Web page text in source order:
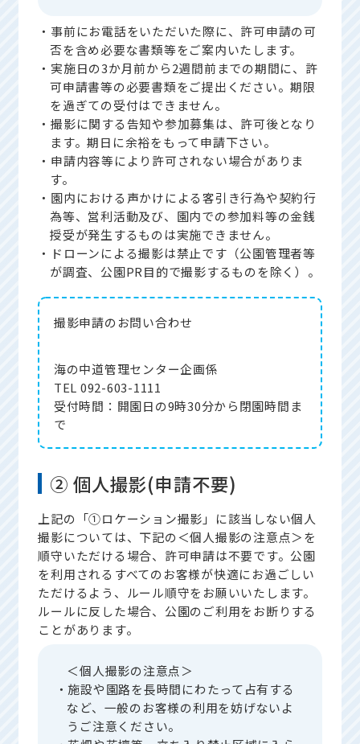
・事前にお電話をいただいた際に、許可申請の可
否を含め必要な書類等をご案内いたします。
・実施日の3か月前から2週間前までの期間に、許
可申請書等の必要書類をご提出ください。期限
を過ぎての受付はできません。
・撮影に関する告知や参加募集は、許可後となり
ます。期日に余裕をもって申請下さい。
・申請内容等により許可されない場合がありま
す。
・園内における声かけによる客引き行為や契約行
為等、営利活動及び、園内での参加料等の金銭
授受が発生するものは実施できません。
・ドローンによる撮影は禁止です（公園管理者等
が調査、公園PR目的で撮影するものを除く）。
撮影申請の お問い合わせ
海の中道管理センター企画係
TEL 092-603-1111
受付時間：開園日の9時30分から閉園時間ま
で
② 個人撮影(申請不要)
上記の「①ロケーション撮影」に該当しない個人
撮影については、下記の＜個人撮影の注意点＞を
順守いただける場合、許可申請は不要です。公園
を利用されるすべてのお客様が快適にお過ごしい
ただけるよう、ルール順守をお願いいたします。
ルールに反した場合、公園のご利用をお断りする
ことがあります。
＜個人撮影の注意点＞
・施設や園路を長時間にわたって占有する
など、一般のお客様の利用を妨げないよ
うご注意ください。